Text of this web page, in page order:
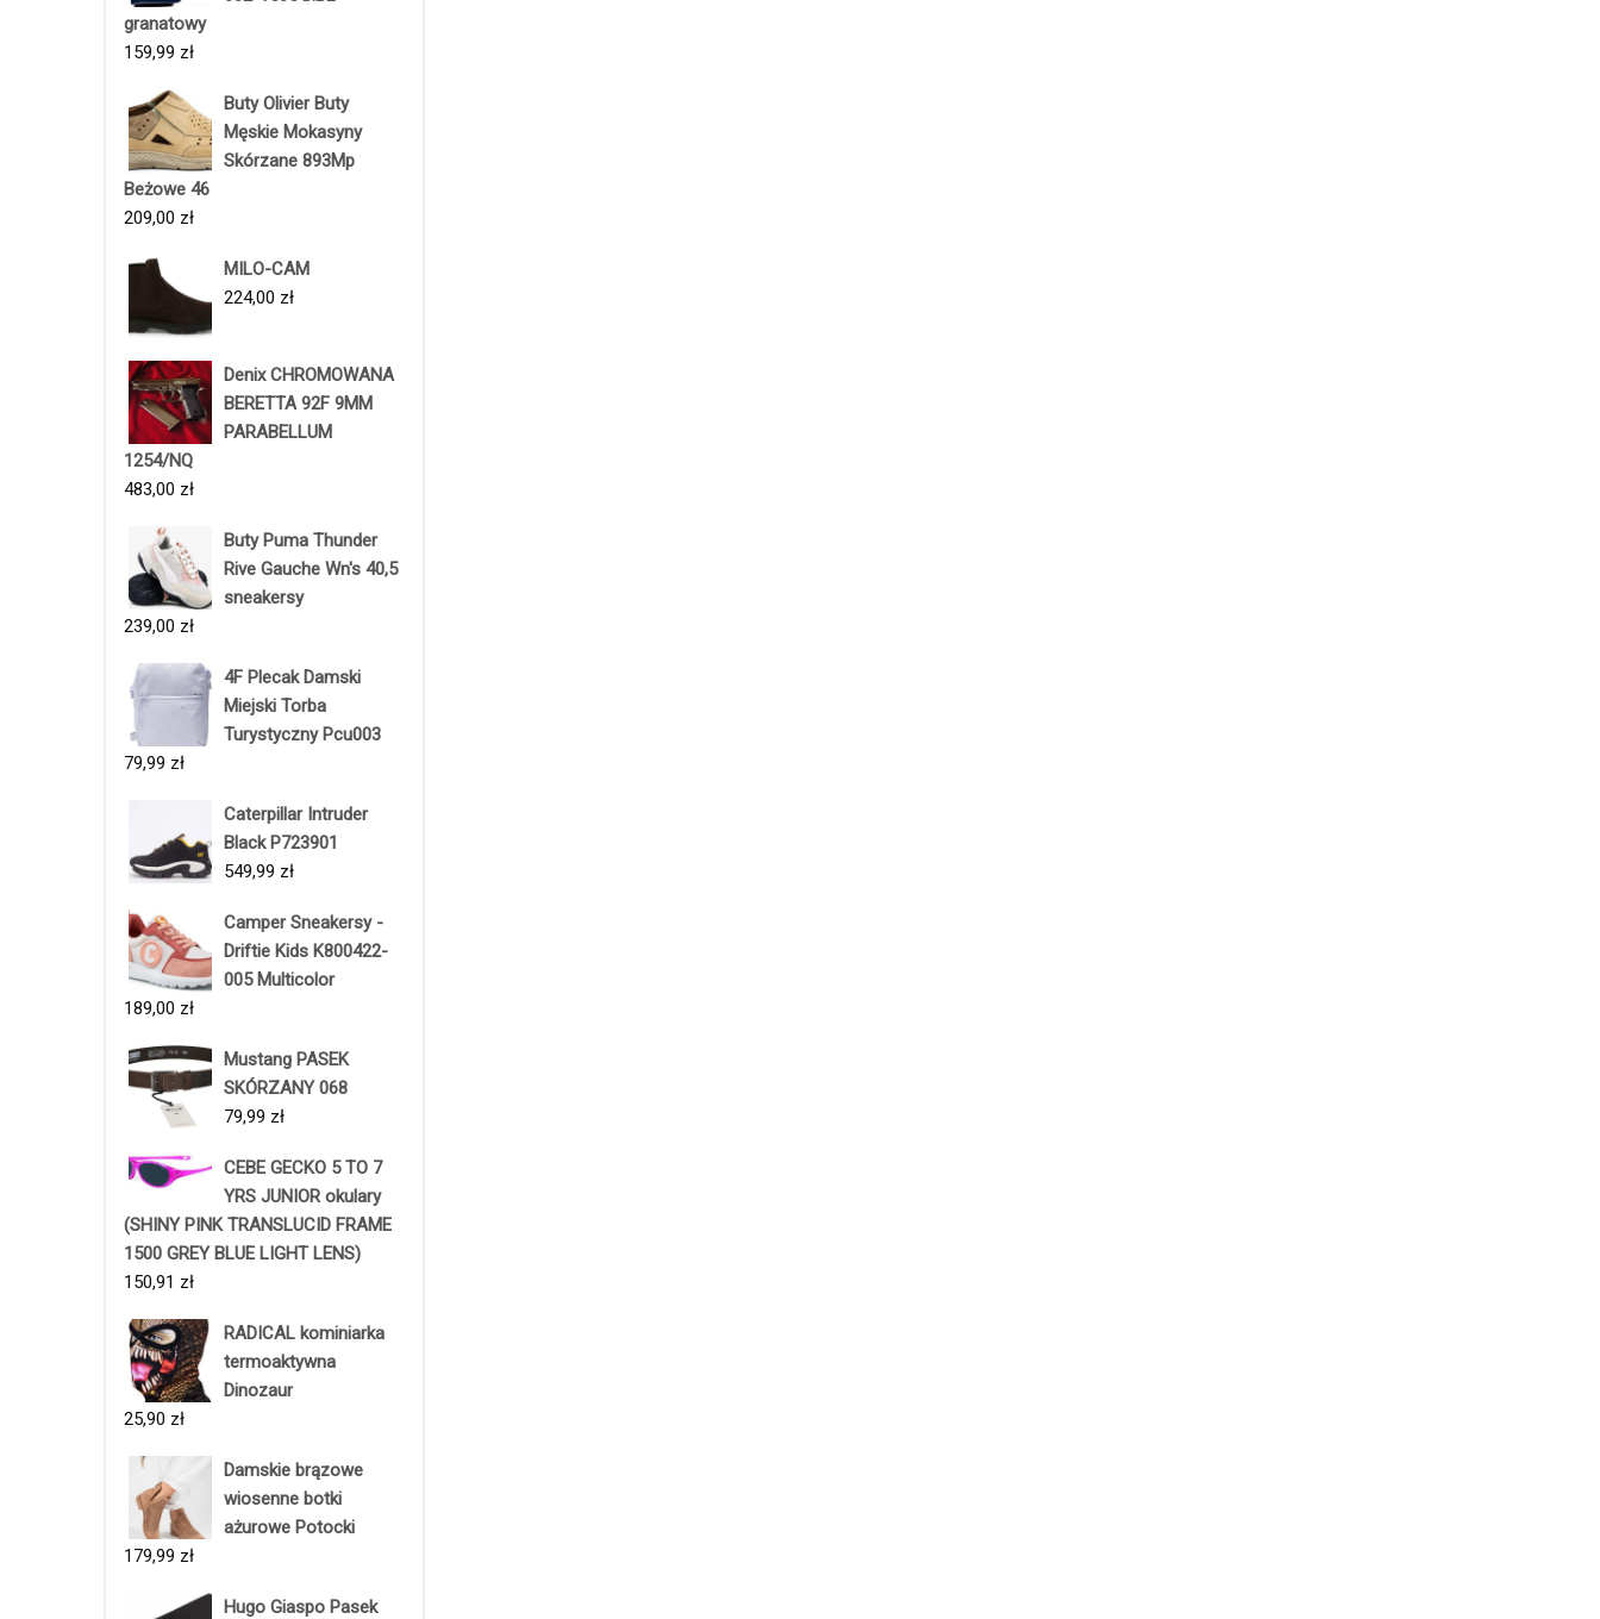
granatowy
159,99 zł
Buty Olivier Buty
Męskie Mokasyny
Skórzane 893Mp
Beżowe 46
209,00 zł
MILO-CAM
224,00 zł
Denix CHROMOWANA
BERETTA 92F 9MM
PARABELLUM
1254/NQ
483,00 zł
Buty Puma Thunder
Rive Gauche Wn's 40,5
sneakersy
239,00 zł
4F Plecak Damski
Miejski Torba
Turystyczny Pcu003
79,99 zł
Caterpillar Intruder
Black P723901
549,99 zł
Camper Sneakersy -
Driftie Kids K800422-
005 Multicolor
189,00 zł
Mustang PASEK
SKÓRZANY 068
79,99 zł
CEBE GECKO 5 TO 7
YRS JUNIOR okulary
(SHINY PINK TRANSLUCID FRAME
1500 GREY BLUE LIGHT LENS)
150,91 zł
RADICAL kominiarka
termoaktywna
Dinozaur
25,90 zł
Damskie brązowe
wiosenne botki
ażurowe Potocki
179,99 zł
Hugo Giaspo Pasek